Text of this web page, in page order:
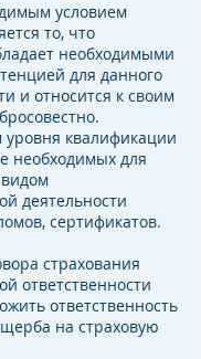
условием
то, что
необходимыми
для данного
и относится к своим
квалификации
необходимых для
деятельности
сертификатов.
страхования
ответственности
ответственность
на страховую